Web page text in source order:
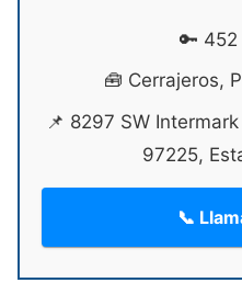
🔑
🧰 Cerrajeros,
📌 8297 SW
97225,
📞